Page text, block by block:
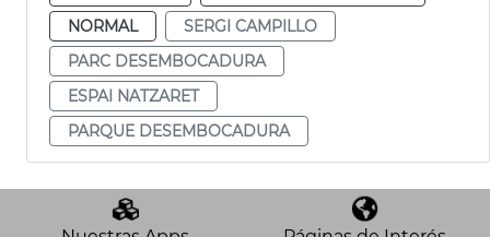
NORMAL
SERGI CAMPILLO
PARC DESEMBOCADURA
ESPAI NATZARET
PARQUE DESEMBOCADURA